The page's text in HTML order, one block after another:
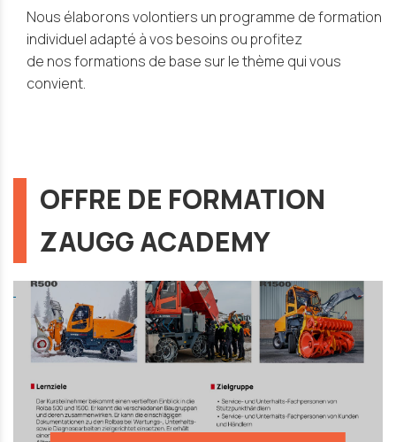
Nous élaborons volontiers un programme de formation
individuel adapté à vos besoins ou profitez
de nos formations de base sur le thème qui vous
convient.
OFFRE DE FORMATION
ZAUGG ACADEMY